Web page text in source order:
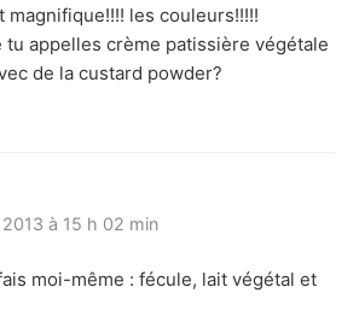
:magnifique!!!! les couleurs!!!!!
tu appelles crème patissière végétale
de la custard powder?
à 15 h 02 min
moi-même : fécule, lait végétal et